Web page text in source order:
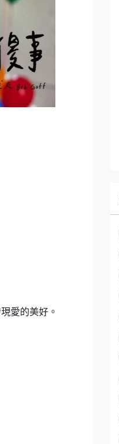
愛的美好。